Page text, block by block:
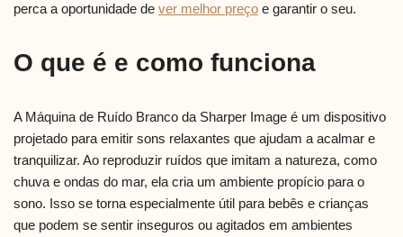
perca a oportunidade de ver melhor preço e garantir o seu.
O que é e como funciona
A Máquina de Ruído Branco da Sharper Image é um dispositivo
projetado para emitir sons relaxantes que ajudam a acalmar e
tranquilizar. Ao reproduzir ruídos que imitam a natureza, como
chuva e ondas do mar, ela cria um ambiente propício para o
sono. Isso se torna especialmente útil para bebês e crianças
que podem se sentir inseguros ou agitados em ambientes